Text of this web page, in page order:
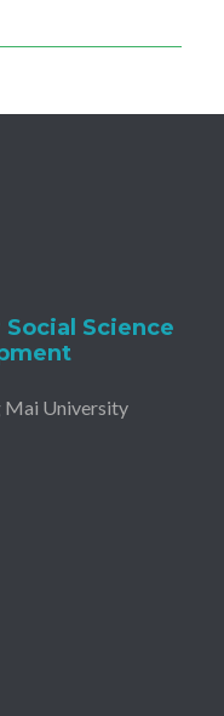
Science
Mai University